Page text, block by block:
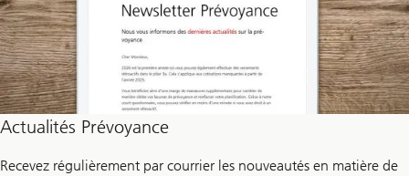
Actualités Prévoyance
Recevez régulièrement par courrier les nouveautés en matière de